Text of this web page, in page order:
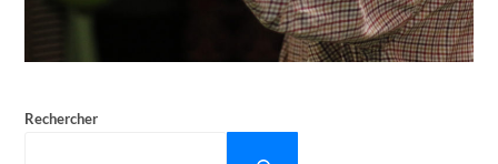
Rechercher